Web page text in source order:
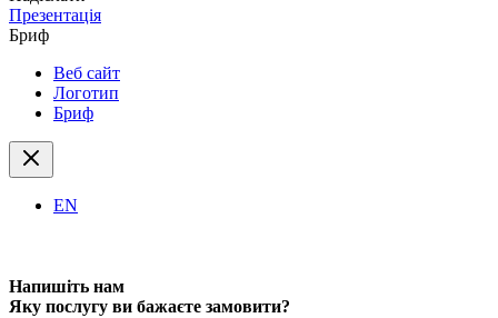
Презентація
Бриф
Веб сайт
Логотип
Бриф
EN
Напишіть нам
Яку послугу ви бажаєте замовити?